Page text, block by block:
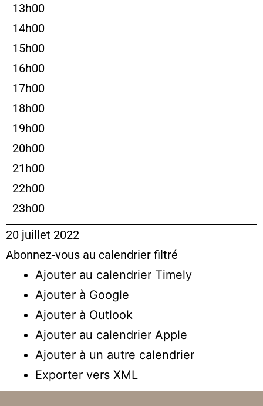
13h00
14h00
15h00
16h00
17h00
18h00
19h00
20h00
21h00
22h00
23h00
20 juillet 2022
Abonnez-vous au calendrier filtré
Ajouter au calendrier Timely
Ajouter à Google
Ajouter à Outlook
Ajouter au calendrier Apple
Ajouter à un autre calendrier
Exporter vers XML